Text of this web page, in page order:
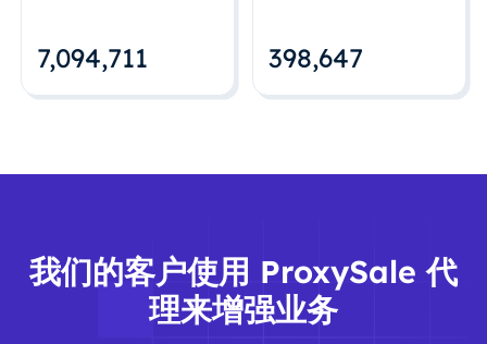
7,094,712 398,648
我们的客户使用 ProxySale 代
理来增强业务